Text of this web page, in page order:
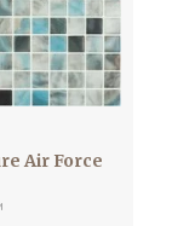
Air Force